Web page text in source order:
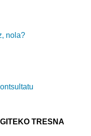
nola?
TRESNA